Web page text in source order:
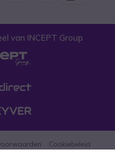
van INCEPT Group
Cookiebeleid